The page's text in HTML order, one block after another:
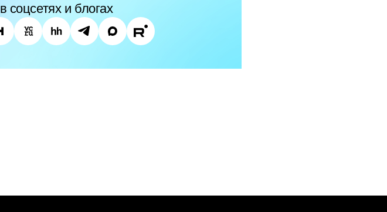
в соцсетях и блогах